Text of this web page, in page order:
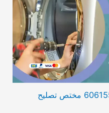
فني تصليح غسالات السلام 60615556 مختص تصليح